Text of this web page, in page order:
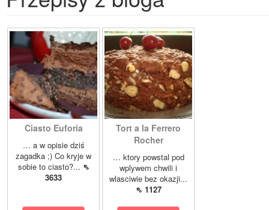
Ciasto Euforia
… a w opisie dziś
zagadka ;) Co kryje w
sobie to ciasto?... ⇖
3633
Tort a la Ferrero
Rocher
… ktory powstal pod
wplywem chwili i
wlasciwie bez okazji...
⇖ 1127